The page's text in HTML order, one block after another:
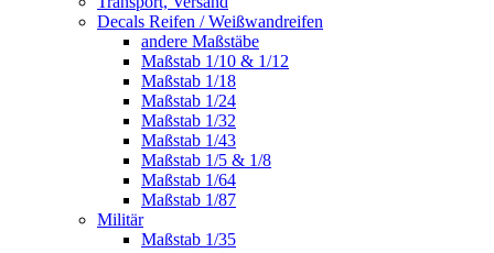
Decals Reifen / Weißwandreifen
andere Maßstäbe
Maßstab 1/10 & 1/12
Maßstab 1/18
Maßstab 1/24
Maßstab 1/32
Maßstab 1/43
Maßstab 1/5 & 1/8
Maßstab 1/64
Maßstab 1/87
Militär
Maßstab 1/35